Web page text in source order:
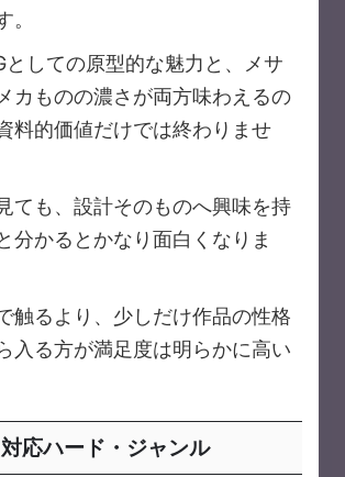
。
としての原型的な魅力と、メサ
カものの濃さが両方味わえるの
料的価値だけでは終わりませ
ても、設計そのものへ興味を持
分かるとかなり面白くなりま
触るより、少しだけ作品の性格
入る方が満足度は明らかに高い
応ハード・ジャンル